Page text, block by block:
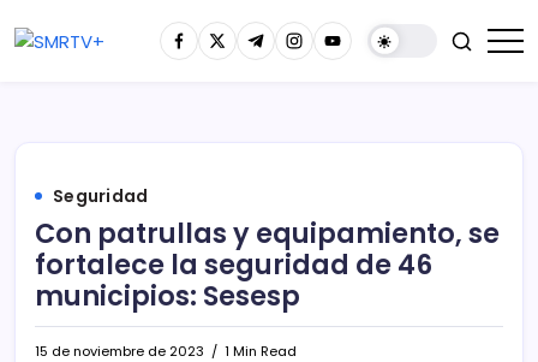
Seguridad
Con patrullas y equipamiento, se
fortalece la seguridad de 46
municipios: Sesesp
15 de noviembre de 2023 1 Min Read